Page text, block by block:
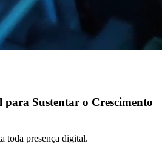
Sustentar o Crescimento
toda presença digital.